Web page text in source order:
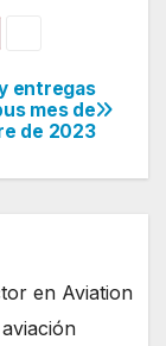
entregas
mes de
de 2023
en Aviation